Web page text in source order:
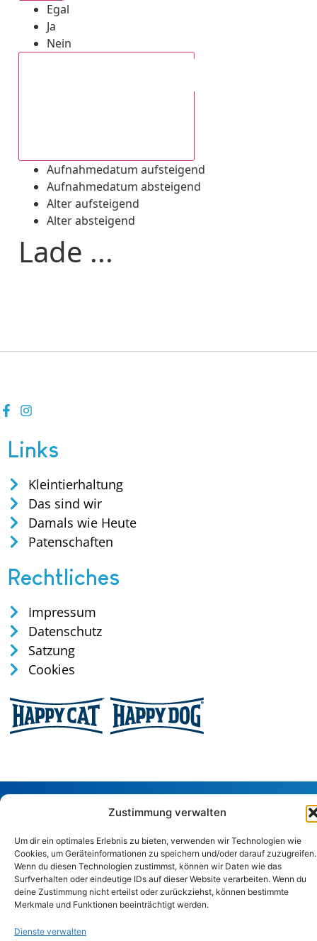
Zustimmung verwalten
Um dir ein optimales Erlebnis zu bieten, verwenden wir Technologien wie
Cookies, um Geräteinformationen zu speichern und/oder darauf zuzugreifen.
Wenn du diesen Technologien zustimmst, können wir Daten wie das
Surfverhalten oder eindeutige IDs auf dieser Website verarbeiten. Wenn du
deine Zustimmung nicht erteilst oder zurückziehst, können bestimmte
Merkmale und Funktionen beeinträchtigt werden.
Dienste verwalten
Egal
Ja
Nein
Aufnahmedatum aufsteigend
Aufnahmedatum absteigend
Alter aufsteigend
Alter absteigend
Lade ...
Links
Kleintierhaltung
Das sind wir
Damals wie Heute
Patenschaften
Rechtliches
Impressum
Datenschutz
Satzung
Cookies
Copyright © 2024. Alle Rechte vorbehalten.
Tel: 0170 / 35 75 165
Sandstraße 29, 57586 Weitefeld